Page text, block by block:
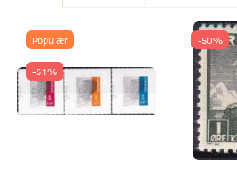
Populær
-51%
-50%